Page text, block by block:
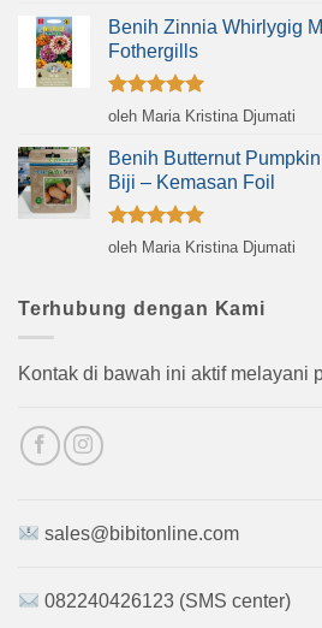
Benih Zinnia Whirlygig
Fothergills
Dinilai5
oleh Maria Kristina Djumati
Benih Butternut
Biji – Kemasan Foil
Dinilai5
oleh Maria Kristina Djumati
Terhubung dengan Kami
Kontak di bawah ini aktif melayani
sales@bibitonline.com
082240426123 (SMS center)